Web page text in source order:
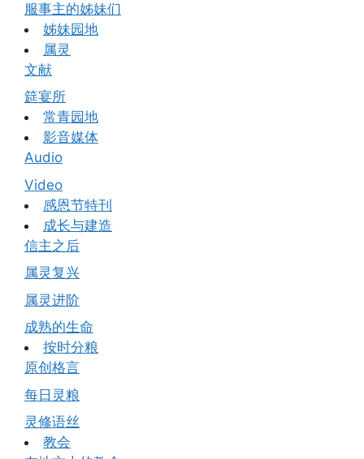
服事主的姊妹们
姊妹园地
属灵
文献
筵宴所
常青园地
影音媒体
Audio
Video
感恩节特刊
成长与建造
信主之后
属灵复兴
属灵进阶
成熟的生命
按时分粮
原创格言
每日灵粮
灵修语丝
教会